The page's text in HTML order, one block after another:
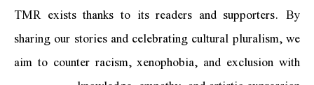
TMR exists thanks to its readers and supporters. By
sharing our stories and celebrating cultural pluralism, we
aim to counter racism, xenophobia, and exclusion with